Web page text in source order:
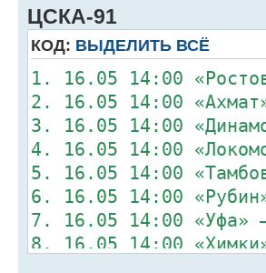
ЦСКА-91
КОД: ВЫДЕЛИТЬ ВСЁ
1. 16.05 14:00
2. 16.05 14:00
3. 16.05 14:00
4. 16.05 14:00
5. 16.05 14:00
6. 16.05 14:00
7. 16.05 14:00
8. 16.05 14:00